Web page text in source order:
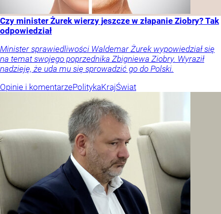
Czy minister Żurek wierzy jeszcze w złapanie Ziobry? Tak
odpowiedział
Minister sprawiedliwości Waldemar Żurek wypowiedział się
na temat swojego poprzednika Zbigniewa Ziobry. Wyraził
nadzieję, że uda mu się sprowadzić go do Polski.
Opinie i komentarzePolitykaKrajŚwiat